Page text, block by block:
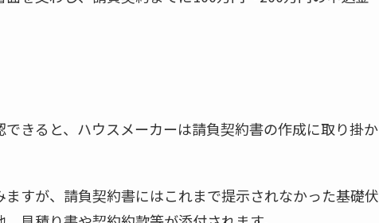
きると、ハウスメーカーは請負契約書の作成に取り掛か
すが、請負契約書にはこれまで提示されなかった基礎伏